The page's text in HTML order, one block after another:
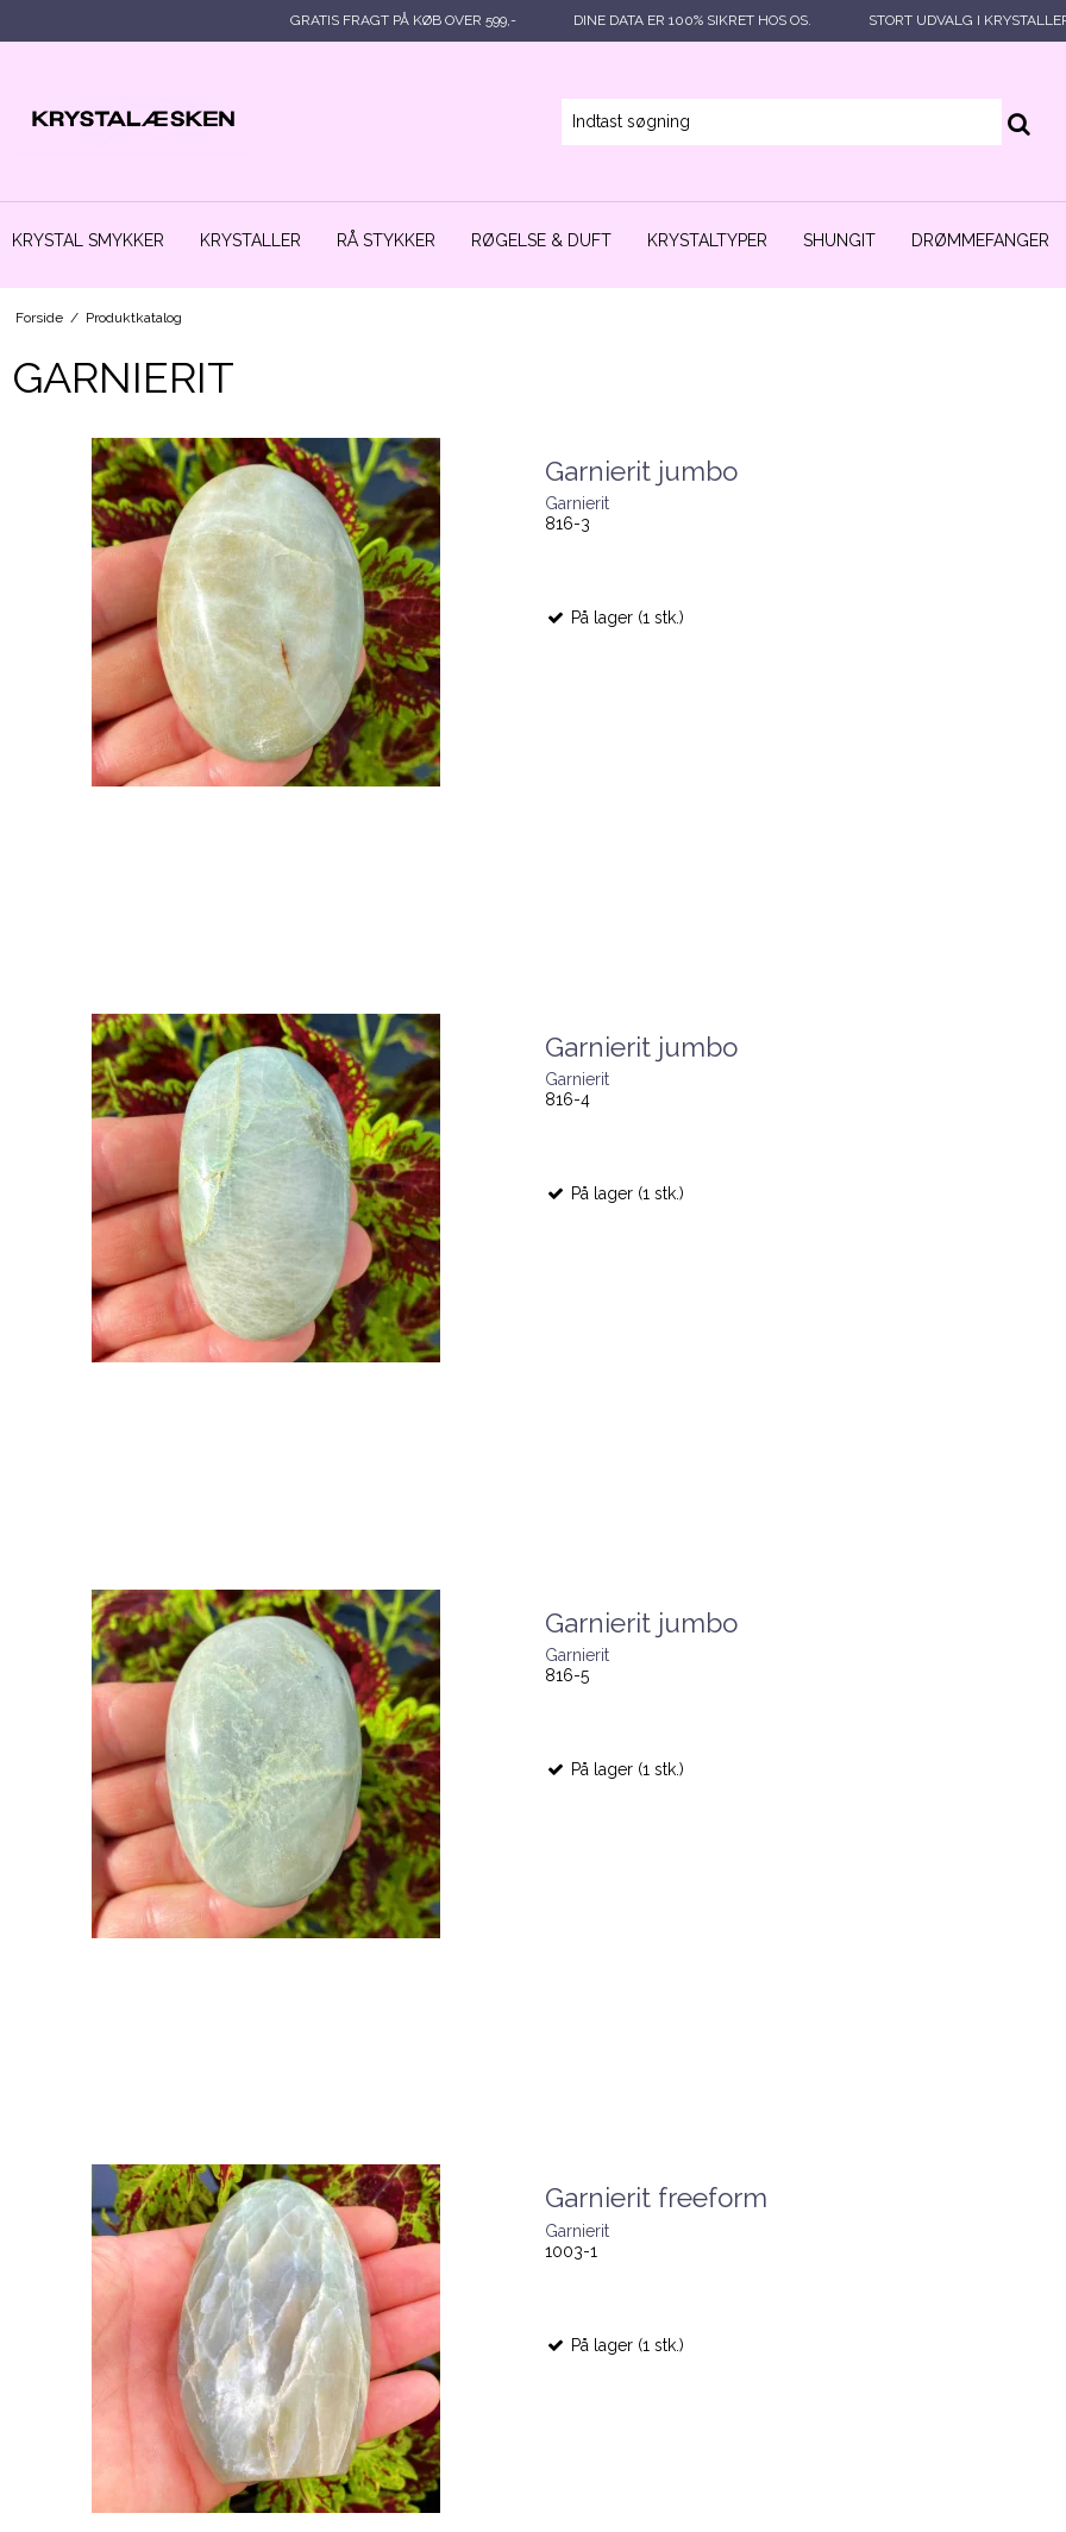
GRATIS FRAGT PÅ KØB OVER 599,- DINE DATA ER 100% SIKRET HOS OS. STORT UDVALG I
KRYSTAL SMYKKER KRYSTALLER RÅ STYKKER RØGELSE & DUFT KRYSTALTYPER SHUNGIT DRØMMEFANGER
Forside / Produktkatalog
GARNIERIT
Garnierit jumbo
Garnierit
816-3
På lager (1 stk.)
Garnierit jumbo
Garnierit
816-4
På lager (1 stk.)
Garnierit jumbo
Garnierit
816-5
På lager (1 stk.)
Garnierit freeform
Garnierit
1003-1
På lager (1 stk.)